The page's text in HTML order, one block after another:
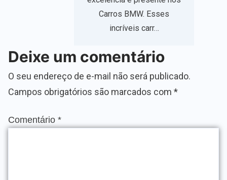
Carros BMW. Esses
incríveis carr…
Deixe um comentário
O seu endereço de e-mail não será publicado.
Campos obrigatórios são marcados com *
Comentário *